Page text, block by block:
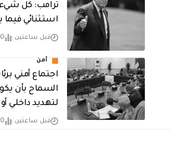
ترامب: كل
استثنائي فيما
قبل ساعتين 10
أمن
اجتماع أمني
السماح بأن
لتهديد داخلي
قبل ساعتين 20